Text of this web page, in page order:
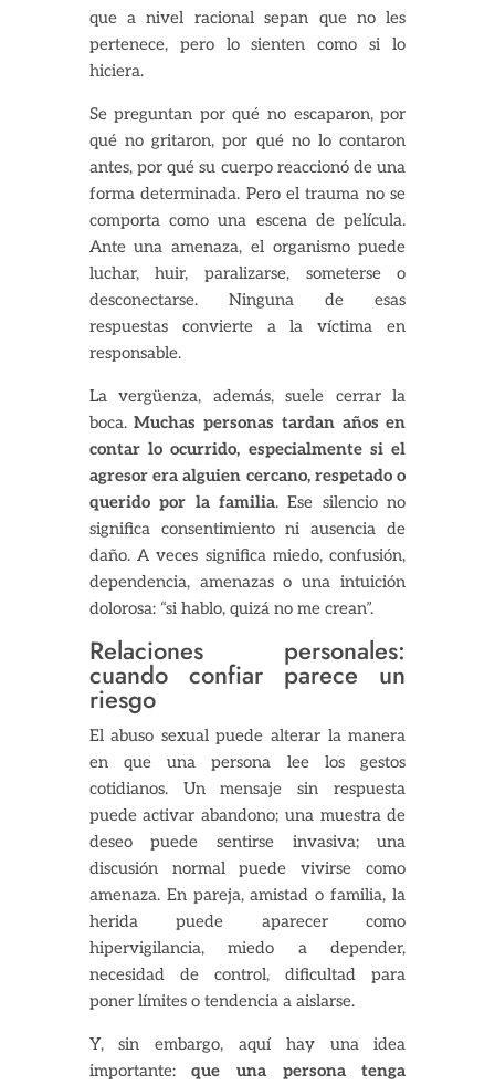
que a nivel racional sepan que no les
pertenece, pero lo sienten como si lo
hiciera.
Se preguntan por qué no escaparon, por
qué no gritaron, por qué no lo contaron
antes, por qué su cuerpo reaccionó de una
forma determinada. Pero el trauma no se
comporta como una escena de película.
Ante una amenaza, el organismo puede
luchar, huir, paralizarse, someterse o
desconectarse. Ninguna de esas
respuestas convierte a la víctima en
responsable.
La vergüenza, además, suele cerrar la
boca.Muchas personas tardan años en
contar lo ocurrido, especialmente si el
agresor era alguien cercano, respetado o
querido por la familia. Ese silencio no
significa consentimiento ni ausencia de
daño. A veces significa miedo, confusión,
dependencia, amenazas o una intuición
dolorosa: “si hablo, quizá no me crean”.
Relaciones personales:
cuando confiar parece un
riesgo
El abuso sexual puede alterar la manera
en que una persona lee los gestos
cotidianos. Un mensaje sin respuesta
puede activar abandono; una muestra de
deseo puede sentirse invasiva; una
discusión normal puede vivirse como
amenaza. En pareja, amistad o familia, la
herida puede aparecer como
hipervigilancia, miedo a depender,
necesidad de control, dificultad para
poner límites o tendencia a aislarse.
Y, sin embargo, aquí hay una idea
importante:que una persona tenga